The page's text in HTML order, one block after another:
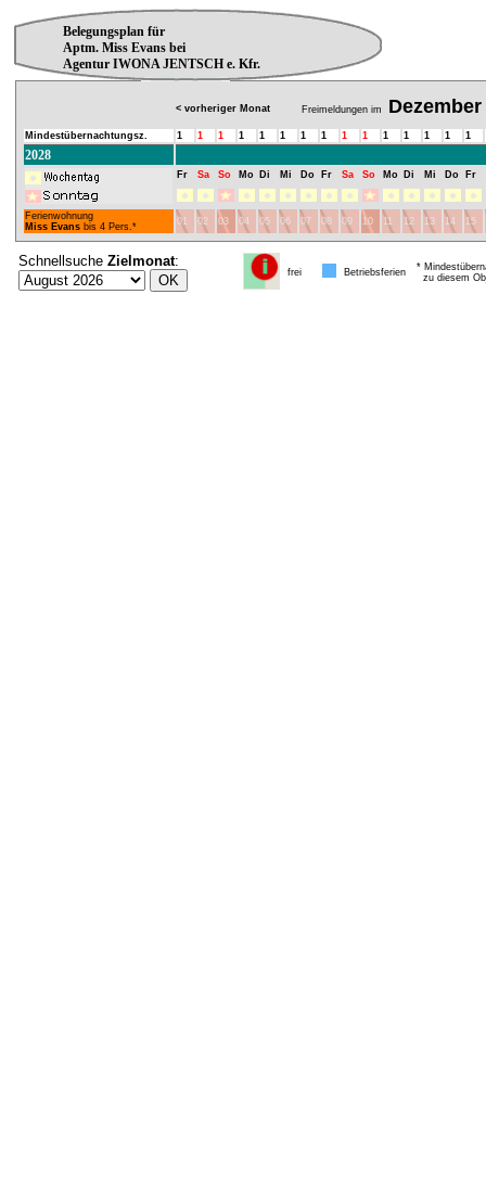
Belegungsplan für
Aptm. Miss Evans bei
Agentur IWONA JENTSCH e. Kfr.
< vorheriger Monat Freimeldungen im Dezember
Mindestübernachtungsz. 1 1 1 1 1 1 1 1 1 1 1 1 1 1 1
2028
Fr Sa So Mo Di Mi Do Fr Sa So Mo Di Mi Do Fr
Ferienwohnung
Miss Evans bis 4 Pers.* 01 02 03 04 05 06 07 08 09 10 11 12 13 14 15
Schnellsuche Zielmonat:
frei Betriebsferien
*
zu diesem